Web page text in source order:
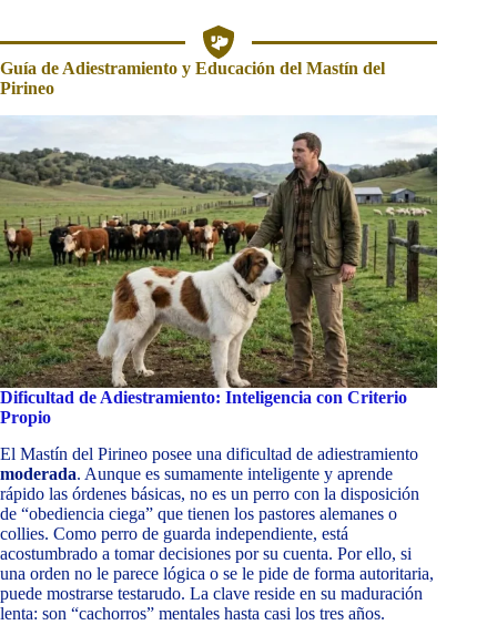
Guía de Adiestramiento y Educación del Mastín del
Pirineo
Dificultad de Adiestramiento: Inteligencia con Criterio
Propio
El Mastín del Pirineo posee una dificultad de adiestramiento
moderada. Aunque es sumamente inteligente y aprende
rápido las órdenes básicas, no es un perro con la disposición
de “obediencia ciega” que tienen los pastores alemanes o
collies. Como perro de guarda independiente, está
acostumbrado a tomar decisiones por su cuenta. Por ello, si
una orden no le parece lógica o se le pide de forma autoritaria,
puede mostrarse testarudo. La clave reside en su maduración
lenta: son “cachorros” mentales hasta casi los tres años.